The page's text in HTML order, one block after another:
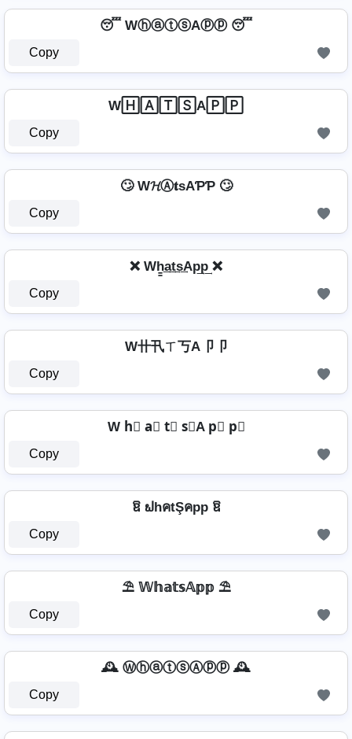
😴 WⓗⓐⓣⓢAⓟⓟ 😴
Copy
W🄷🄰🅃🅂A🄿🄿
Copy
🙄 W𝓗Ⓐ𝐭ѕAƤƤ 🙄
Copy
❌ Wh̳͢a͢t͢s͢Ap͢p͢ ❌
Copy
W卄卂ㄒ丂A卩卩
Copy
W h⃣ a⃣ t⃣ s⃣A p⃣ p⃣
Copy
ឱ ຟhคtŞคpp ឱ
Copy
⛱️ 𝕎𝕙𝕒𝕥𝕤𝔸𝕡𝕡 ⛱️
Copy
🕰️ ⓌⓗⓐⓣⓢⒶⓟⓟ 🕰️
Copy